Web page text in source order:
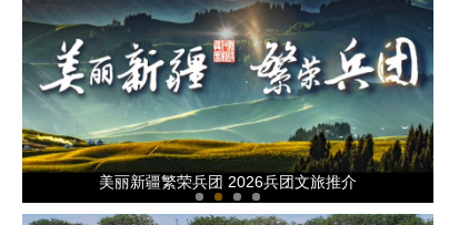
美丽新疆繁荣兵团 2026兵团文旅推介